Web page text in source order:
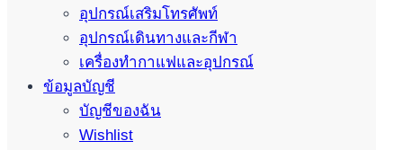
อุปกรณ์เสริมโทรศัพท์
อุปกรณ์เดินทางและกีฬา
เครื่องทำกาแฟและอุปกรณ์
ข้อมูลบัญชี
บัญชีของฉัน
Wishlist